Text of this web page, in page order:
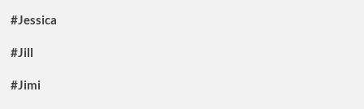
#Jessica
#Jill
#Jimi